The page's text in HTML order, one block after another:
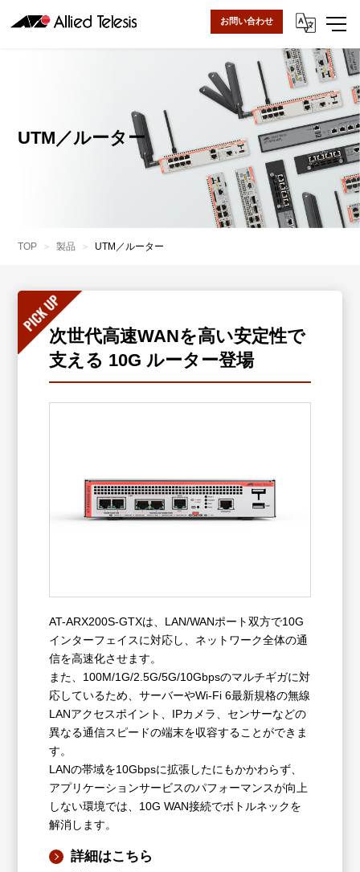
お問い合わせ
UTM／ルーター
TOP 製品 UTM／ルーター
次世代高速WANを高い安定性で
支える 10G ルーター登場
AT-ARX200S-GTXは、LAN/WANポート双方で10G
インターフェイスに対応し、ネットワーク全体の通
信を高速化させます。
また、100M/1G/2.5G/5G/10Gbpsのマルチギガに対
応しているため、サーバーやWi-Fi 6最新規格の無線
LANアクセスポイント、IPカメラ、センサーなどの
異なる通信スピードの端末を収容することができま
す。
LANの帯域を10Gbpsに拡張したにもかかわらず、
アプリケーションサービスのパフォーマンスが向上
しない環境では、10G WAN接続でボトルネックを
解消します。
詳細はこちら